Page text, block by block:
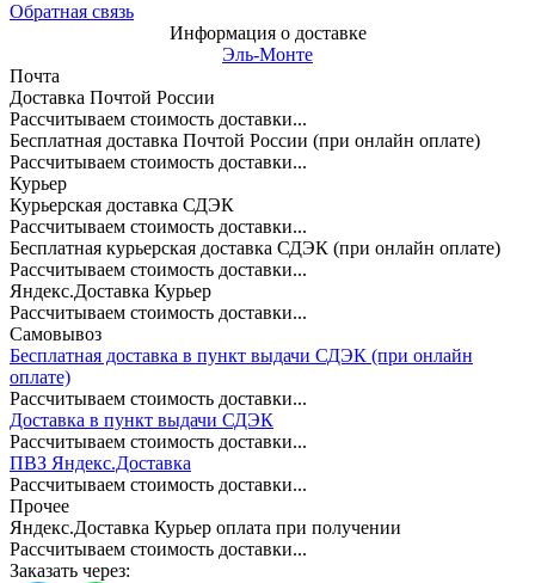
Обратная связь
Информация о доставке
Эль-Монте
Почта
Доставка Почтой России
Рассчитываем стоимость доставки...
Бесплатная доставка Почтой России (при онлайн оплате)
Рассчитываем стоимость доставки...
Курьер
Курьерская доставка СДЭК
Рассчитываем стоимость доставки...
Бесплатная курьерская доставка СДЭК (при онлайн оплате)
Рассчитываем стоимость доставки...
Яндекс.Доставка Курьер
Рассчитываем стоимость доставки...
Самовывоз
Бесплатная доставка в пункт выдачи СДЭК (при онлайн
оплате)
Рассчитываем стоимость доставки...
Доставка в пункт выдачи СДЭК
Рассчитываем стоимость доставки...
ПВЗ Яндекс.Доставка
Рассчитываем стоимость доставки...
Прочее
Яндекс.Доставка Курьер оплата при получении
Рассчитываем стоимость доставки...
Заказать через: